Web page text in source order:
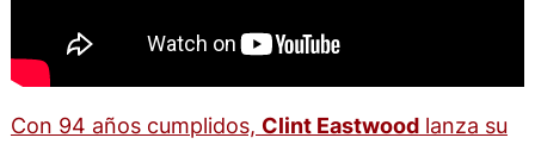
Con 94 años cumplidos, Clint Eastwoodlanza su